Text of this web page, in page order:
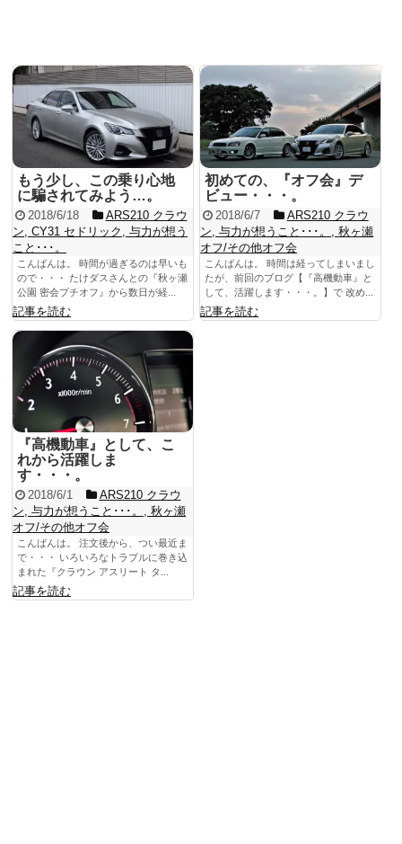
もう少し、この乗り心地
に騙されてみよう…。
2018/6/18
ARS210 クラウ
ン CY31 セドリック
与力が想う
こと･･･。
こんばんは。 時間が過ぎるのは早いも
ので・・・ たけダスさんとの『秋ヶ瀬
公園 密会プチオフ』から数日が経...
記事を読む
初めての、『オフ会』デ
ビュー・・・。
2018/6/7
ARS210 クラウ
ン ,与力が想うこと･･･。 ,秋ヶ瀬
オフ/その他オフ会
こんばんは。 時間は経ってしまいまし
たが、前回のブログ【『高機動車』と
して、活躍します・・・。】で 改め...
記事を読む
『高機動車』として、こ
れから活躍しま
す・・・。
2018/6/1
ARS210 クラウ
ン 与力が想うこと･･･。
秋ヶ瀬
オフ/その他オフ会
こんばんは。 注文後から、つい最近ま
で・・・ いろいろなトラブルに巻き込
まれた『クラウン アスリート タ...
記事を読む